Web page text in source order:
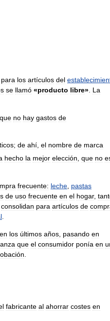
para los artículos del
se llamó «producto libre» La
no hay gastos de
; de ahí el nombre de marca
hecho la mejor elección que no
frecuente: leche pastas
de uso frecuente en el hogar,
consolidan para artículos de
en los últimos años pasando en
que el consumidor ponía en
fabricante al ahorrar costes en